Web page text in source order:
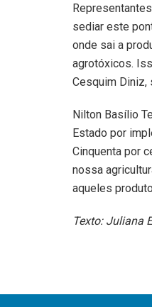
sediar este
onde sai a
agrotóxicos.
Cesquim Diniz,
Nilton Basílio
Estado por
Cinquenta por
nossa
aqueles
Texto: Juliana